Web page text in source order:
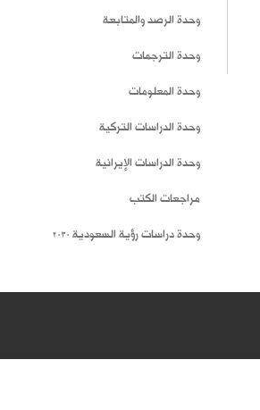
وحدة الرصد والمتابعة
وحدة الترجمات
وحدة المعلومات
وحدة الدراسات التركية
وحدة الدراسات الإيرانية
مراجعات الكتب
وحدة دراسات رؤية السعودية 2030